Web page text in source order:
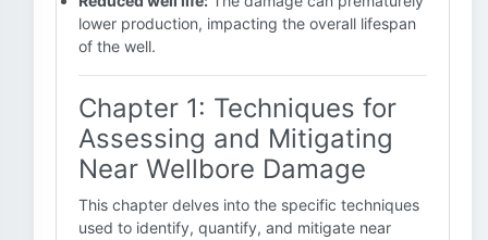
lower production, impacting the overall lifespan
of the well.
Chapter 1: Techniques for
Assessing and Mitigating
Near Wellbore Damage
This chapter delves into the specific techniques
used to identify, quantify, and mitigate near